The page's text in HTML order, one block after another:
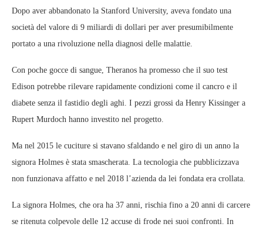
Dopo aver abbandonato la Stanford University, aveva fondato una
società del valore di 9 miliardi di dollari per aver presumibilmente
portato a una rivoluzione nella diagnosi delle malattie.
Con poche gocce di sangue, Theranos ha promesso che il suo test
Edison potrebbe rilevare rapidamente condizioni come il cancro e il
diabete senza il fastidio degli aghi. I pezzi grossi da Henry Kissinger a
Rupert Murdoch hanno investito nel progetto.
Ma nel 2015 le cuciture si stavano sfaldando e nel giro di un anno la
signora Holmes è stata smascherata. La tecnologia che pubblicizzava
non funzionava affatto e nel 2018 l’azienda da lei fondata era crollata.
La signora Holmes, che ora ha 37 anni, rischia fino a 20 anni di carcere
se ritenuta colpevole delle 12 accuse di frode nei suoi confronti. In